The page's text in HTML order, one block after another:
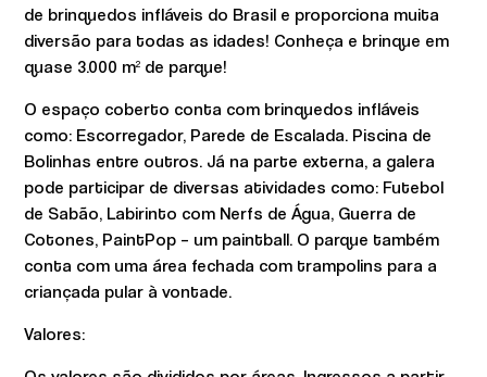
de brinquedos infláveis do Brasil e proporciona muita
diversão para todas as idades! Conheça e brinque em
quase 3.000 m² de parque!
O espaço coberto conta com brinquedos infláveis
como: Escorregador, Parede de Escalada. Piscina de
Bolinhas entre outros. Já na parte externa, a galera
pode participar de diversas atividades como: Futebol
de Sabão, Labirinto com Nerfs de Água, Guerra de
Cotones, PaintPop – um paintball. O parque também
conta com uma área fechada com trampolins para a
criançada pular à vontade.
Valores: